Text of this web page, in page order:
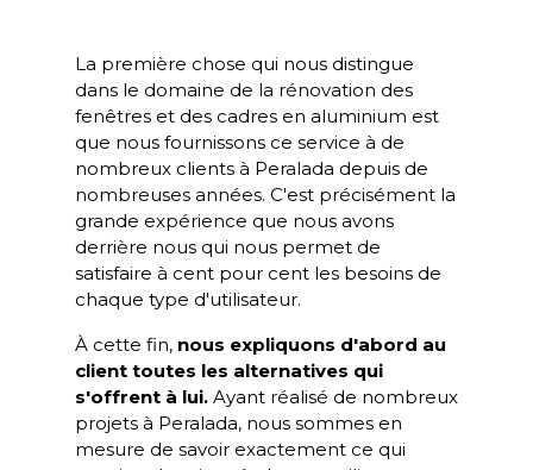
La première chose qui nous distingue
dans le domaine de la rénovation des
fenêtres et des cadres en aluminium est
que nous fournissons ce service à de
nombreux clients à Peralada depuis de
nombreuses années. C'est précisément la
grande expérience que nous avons
derrière nous qui nous permet de
satisfaire à cent pour cent les besoins de
chaque type d'utilisateur.
À cette fin, nous expliquons d'abord au
client toutes les alternatives qui
s'offrent à lui. Ayant réalisé de nombreux
projets à Peralada, nous sommes en
mesure de savoir exactement ce qui